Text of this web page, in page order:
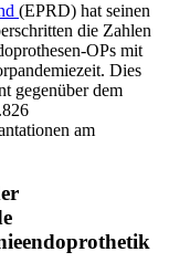
(EPRD) hat seinen
die Zahlen
OPs mit
Dies
gegenüber dem
am